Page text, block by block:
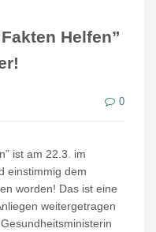
Helfen”
0
ist am 22.3. im
einstimmig dem
worden! Das ist eine
weitergetragen